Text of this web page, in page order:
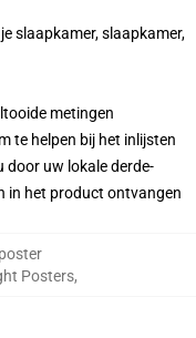
slaapkamer, slaapkamer,
metingen
te helpen bij het inlijsten
door uw lokale derde-
in het product ontvangen
Posters,